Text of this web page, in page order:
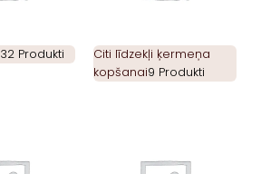
32 Produkti
Citi līdzekļi ķermeņa
kopšanai9 Produkti